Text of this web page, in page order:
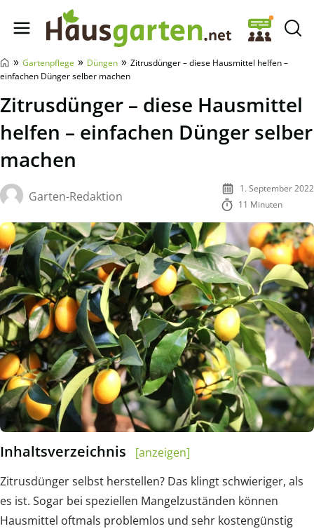
Hausgarten.net
» Gartenpflege » Düngen » Zitrusdünger – diese Hausmittel helfen –
einfachen Dünger selber machen
Zitrusdünger – diese Hausmittel
helfen – einfachen Dünger selber
machen
Garten-Redaktion
1. September 2022
11 Minuten
Inhaltsverzeichnis
[anzeigen]
Zitrusdünger selbst herstellen? Das klingt schwieriger, als
es ist. Sogar bei speziellen Mangelzuständen können
Hausmittel oftmals problemlos und sehr kostengünstig